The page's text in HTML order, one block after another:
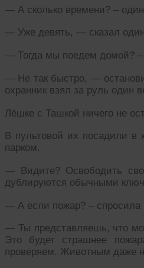
— А сколько времени? –
— Уже девять, — сказал
— Тогда мы поедем домой? –
— Не так быстро, —
охранник взял за руль один
Лёшке с Ташкой ничего не
В пультовой их посадили в
парком.
— Видите? Освободить
дублируются обычными
— А если пожар? – спросила
— Ты представляешь, что
Это будет страшнее
проверяем. Животным даже